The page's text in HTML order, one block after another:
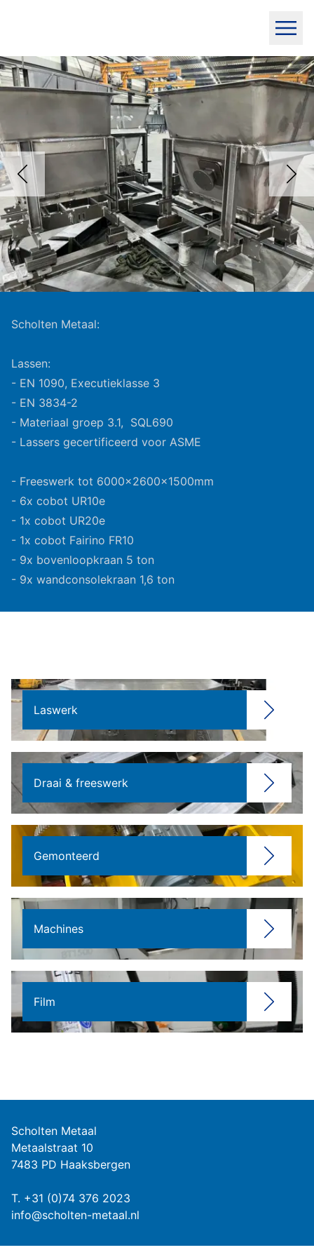
Scholten Metaal:
Lassen:
- EN 1090, Executieklasse 3
- EN 3834-2
- Materiaal groep 3.1, SQL690
- Lassers gecertificeerd voor ASME
- Freeswerk tot 6000x2600x1500mm
- 6x cobot UR10e
- 1x cobot UR20e
- 1x cobot Fairino FR10
- 9x bovenloopkraan 5 ton
- 9x wandconsolekraan 1,6 ton
Laswerk
Draai & freeswerk
Gemonteerd
Machines
Film
Scholten Metaal
Metaalstraat 10
7483 PD Haaksbergen
T. +31 (0)74 376 2023
info@scholten-metaal.nl